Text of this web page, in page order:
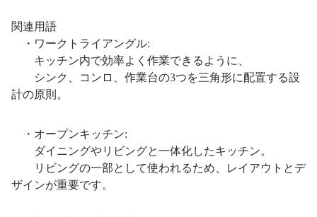
関連用語
・ワークトライアングル:
キッチン内で効率よく作業できるように、
シンク、コンロ、作業台の3つを三角形に配置する設
計の原則。
・オープンキッチン:
ダイニングやリビングと一体化したキッチン。
リビングの一部として使われるため、レイアウトとデ
ザインが重要です。